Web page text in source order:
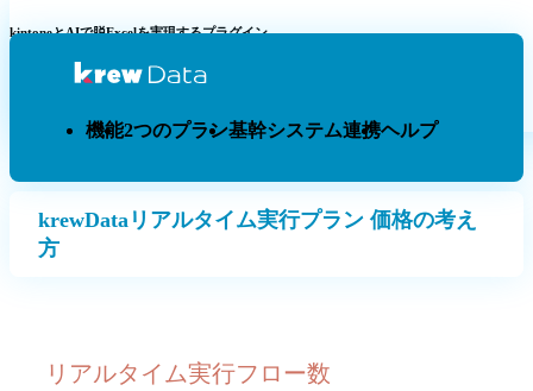
機能2つのプラン基幹システム連携ヘルプ
krewDataリアルタイム実行プラン 価格の考え
方
リアルタイム実行フロー数